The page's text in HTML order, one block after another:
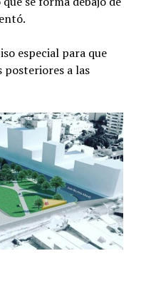
especial para que
posteriores a las